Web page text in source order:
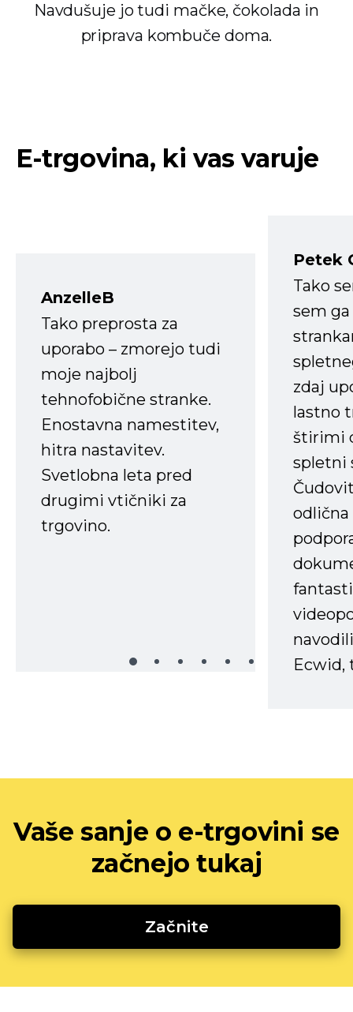
Navdušuje jo tudi mačke, čokolada in
priprava kombuče doma.
E-trgovina, ki vas varuje
AnzelleB
Tako preprosta za
uporabo – zmorejo tudi
moje najbolj
tehnofobične stranke.
Enostavna namestitev,
hitra nastavitev.
Svetlobna leta pred
drugimi vtičniki za
trgovino.
Petek
Tako
sem
zdaj
lastno
štirimi
spletni
Ecwid,
Vaše sanje o e-trgovini se
začnejo tukaj
Začnite